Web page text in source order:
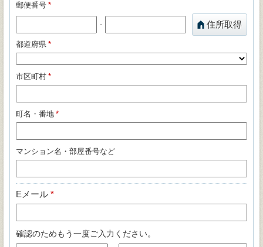
郵便番号 *
- 住所取得
都道府県 *
市区町村 *
町名・番地 *
マンション名・部屋番号など
Eメール *
確認のためもう一度ご入力ください。